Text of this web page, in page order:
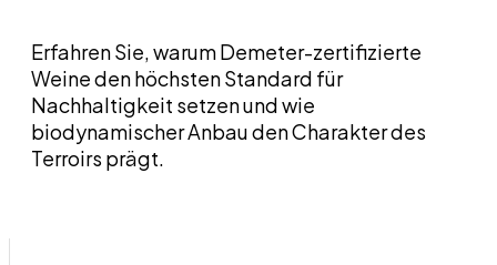
Erfahren Sie, warum Demeter-zertifizierte
Weine den höchsten Standard für
Nachhaltigkeit setzen und wie
biodynamischer Anbau den Charakter des
Terroirs prägt.